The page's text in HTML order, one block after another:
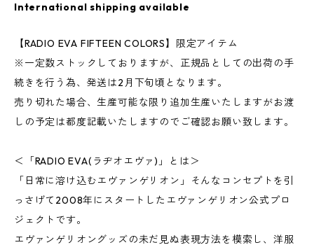
International shipping available
【RADIO EVA FIFTEEN COLORS】限定アイテム
※一定数ストックしておりますが、正規品としての出荷の手
続きを行う為、発送は2月下旬頃となります。
売り切れた場合、生産可能な限り追加生産いたしますがお渡
しの予定は都度記載いたしますのでご確認お願い致します。
＜「RADIO EVA(ラヂオエヴァ)」とは＞
「日常に溶け込むエヴァンゲリオン」そんなコンセプトを引
っさげて2008年にスタートしたエヴァンゲリオン公式プロ
ジェクトです。
エヴァンゲリオングッズの未だ見ぬ表現方法を模索し、洋服